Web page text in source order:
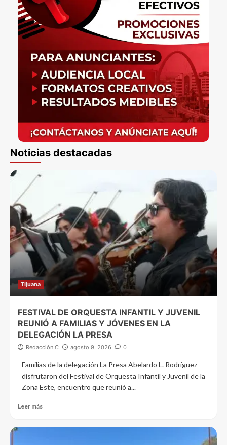
Noticias destacadas
Tijuana
FESTIVAL DE ORQUESTA INFANTIL Y JUVENIL
REUNIÓ A FAMILIAS Y JÓVENES EN LA
DELEGACIÓN LA PRESA
Redacción C agosto 9, 2026 0
Familias de la delegación La Presa Abelardo L. Rodríguez
disfrutaron del Festival de Orquesta Infantil y Juvenil de la
Zona Este, encuentro que reunió a...
Leer más